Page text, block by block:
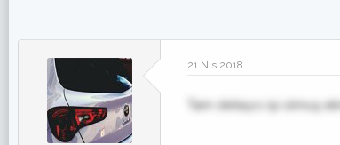
21 Nis 2018
Tam detaycı işi olmuş